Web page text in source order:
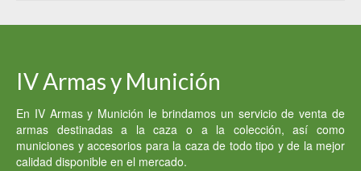
IV Armas y Munición
En IV Armas y Munición le brindamos un servicio de venta de
armas destinadas a la caza o a la colección, así como
municiones y accesorios para la caza de todo tipo y de la mejor
calidad disponible en el mercado.